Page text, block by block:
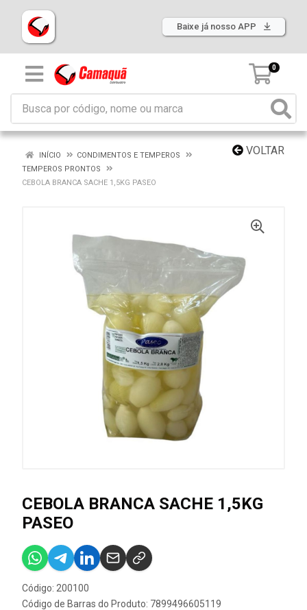
Baixe já nosso APP
0
VOLTAR
INÍCIO
CONDIMENTOS E TEMPEROS
TEMPEROS PRONTOS
CEBOLA BRANCA SACHE 1,5KG PASEO
CEBOLA BRANCA SACHE 1,5KG
PASEO
Código: 200100
Código de Barras do Produto: 7899496605119